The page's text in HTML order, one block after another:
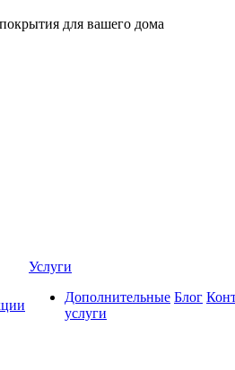
для вашего дома
Услуги
Дополнительные
услуги
Блог